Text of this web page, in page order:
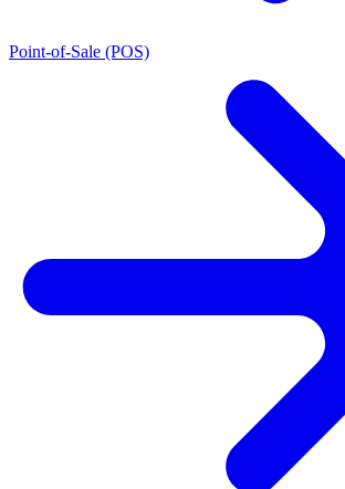
Point-of-Sale (POS)